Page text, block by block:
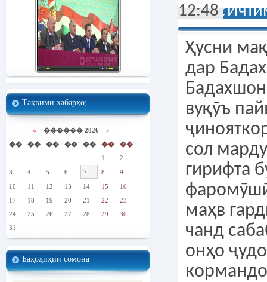
Тақвими хабарҳо;
« ������ 2026 »
��
�� �� �� �� ��
��
1
2
3
4 5 6 7 8
9
10
11 12 13 14 15
16
17
18 19 20 21 22
23
24
25 26 27 28 29
30
31
Баҳодиҳии сомона
12:48
Ҳусни
дар
вуқӯъ
сол
гирифта
маҳв
чанд
онҳо